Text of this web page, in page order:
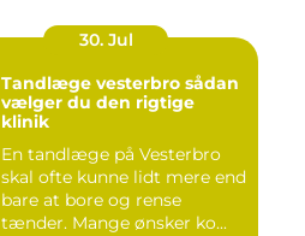
30. Jul
Tandlæge vesterbro sådan
vælger du den rigtige
klinik
En tandlæge på Vesterbro
skal ofte kunne lidt mere end
bare at bore og rense
tænder. Mange ønsker ko...